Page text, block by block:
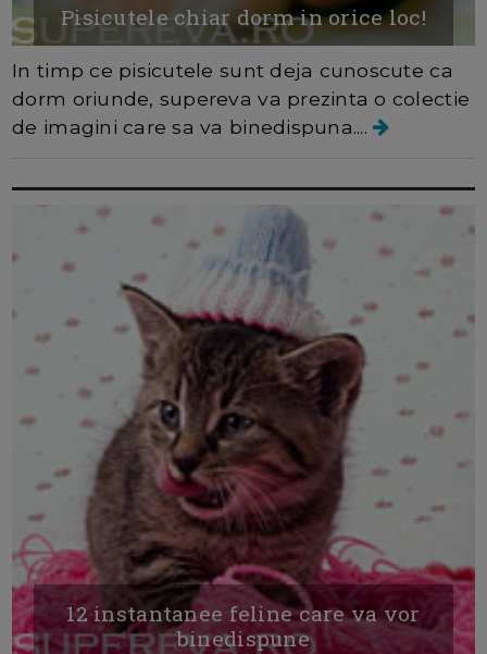
Pisicutele chiar dorm in orice loc!
In timp ce pisicutele sunt deja cunoscute ca
dorm oriunde, supereva va prezinta o colectie
de imagini care sa va binedispuna....
12 instantanee feline care va vor
binedispune